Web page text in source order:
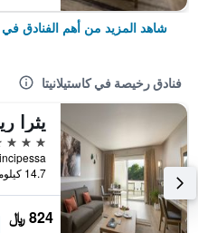
شاهد المزيد من أهم الفنادق في
فنادق رخيصة في كاستيلانيتا
5 نجوم
14.7 كيلومتر عن وسط المدينة
824 ﷼